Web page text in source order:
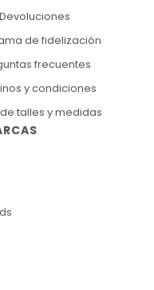
Devoluciones
de fidelización
frecuentes
y condiciones
talles y medidas